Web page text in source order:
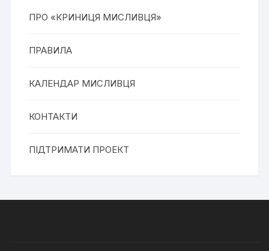
ПРО «КРИНИЦЯ МИСЛИВЦЯ»
ПРАВИЛА
КАЛЕНДАР МИСЛИВЦЯ
КОНТАКТИ
ПІДТРИМАТИ ПРОЕКТ